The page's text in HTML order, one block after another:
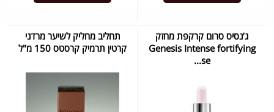
ג’נסיס סרום קרקפת מחזק
Genesis Intense fortifying
se...
תחליב מחליק לשיער מרדני
קרטין תרמיק קרסטס 150 מ"ל